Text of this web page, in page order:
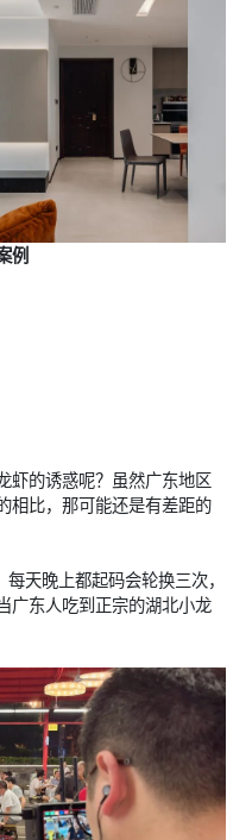
例
虾的诱惑呢？虽然广东地区
相比，那可能还是有差距的
天晚上都起码会轮换三次，
广东人吃到正宗的湖北小龙